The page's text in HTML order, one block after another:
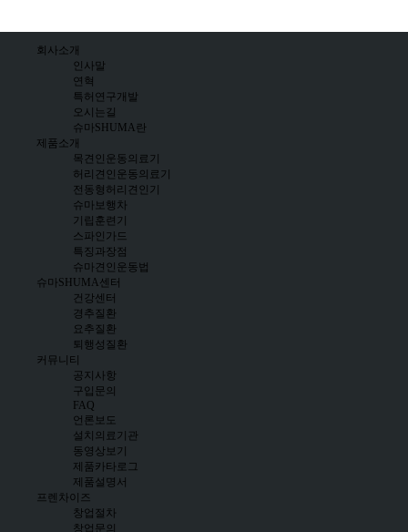
회사소개
인사말
연혁
특허연구개발
오시는길
슈마SHUMA란
제품소개
목견인운동의료기
허리견인운동의료기
전동형허리견인기
슈마보행차
기립훈련기
스파인가드
특징과장점
슈마견인운동법
슈마SHUMA센터
건강센터
경추질환
요추질환
퇴행성질환
커뮤니티
공지사항
구입문의
FAQ
언론보도
설치의료기관
동영상보기
제품카타로그
제품설명서
프렌차이즈
창업절차
창업문의